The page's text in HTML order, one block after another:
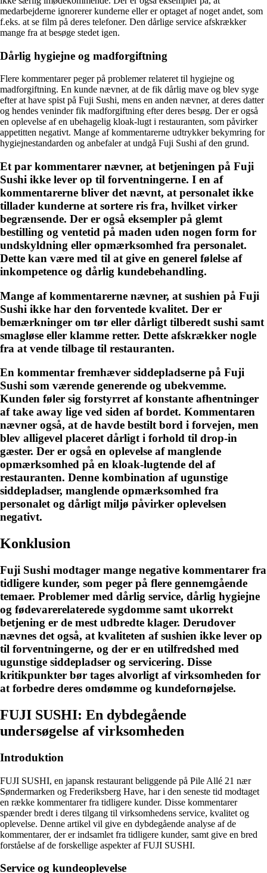
medarbejderne ignorerer kunderne eller er optaget af noget andet, som
f.eks. at se film på deres telefoner. Den dårlige service afskrækker
mange fra at besøge stedet igen.
Dårlig hygiejne og madforgiftning
Flere kommentarer peger på problemer relateret til hygiejne og
madforgiftning. En kunde nævner, at de fik dårlig mave og blev syge
efter at have spist på Fuji Sushi, mens en anden nævner, at deres datter
og hendes veninder fik madforgiftning efter deres besøg. Der er også
en oplevelse af en ubehagelig kloak-lugt i restauranten, som påvirker
appetitten negativt. Mange af kommentarerne udtrykker bekymring for
hygiejnestandarden og anbefaler at undgå Fuji Sushi af den grund.
Et par kommentarer nævner, at betjeningen på Fuji
Sushi ikke lever op til forventningerne. I en af
kommentarerne bliver det nævnt, at personalet ikke
tillader kunderne at sortere ris fra, hvilket virker
begrænsende. Der er også eksempler på glemt
bestilling og ventetid på maden uden nogen form for
undskyldning eller opmærksomhed fra personalet.
Dette kan være med til at give en generel følelse af
inkompetence og dårlig kundebehandling.
Mange af kommentarerne nævner, at sushien på Fuji
Sushi ikke har den forventede kvalitet. Der er
bemærkninger om tør eller dårligt tilberedt sushi samt
smagløse eller klamme retter. Dette afskrækker nogle
fra at vende tilbage til restauranten.
En kommentar fremhæver siddepladserne på Fuji
Sushi som værende generende og ubekvemme.
Kunden føler sig forstyrret af konstante afhentninger
af take away lige ved siden af bordet. Kommentaren
nævner også, at de havde bestilt bord i forvejen, men
blev alligevel placeret dårligt i forhold til drop-in
gæster. Der er også en oplevelse af manglende
opmærksomhed på en kloak-lugtende del af
restauranten. Denne kombination af ugunstige
siddepladser, manglende opmærksomhed fra
personalet og dårligt miljø påvirker oplevelsen
negativt.
Konklusion
Fuji Sushi modtager mange negative kommentarer fra
tidligere kunder, som peger på flere gennemgående
temaer. Problemer med dårlig service, dårlig hygiejne
og fødevarerelaterede sygdomme samt ukorrekt
betjening er de mest udbredte klager. Derudover
nævnes det også, at kvaliteten af sushien ikke lever op
til forventningerne, og der er en utilfredshed med
ugunstige siddepladser og servicering. Disse
kritikpunkter bør tages alvorligt af virksomheden for
at forbedre deres omdømme og kundefornøjelse.
FUJI SUSHI: En dybdegående
undersøgelse af virksomheden
Introduktion
FUJI SUSHI, en japansk restaurant beliggende på Pile Allé 21 nær
Søndermarken og Frederiksberg Have, har i den seneste tid modtaget
en række kommentarer fra tidligere kunder. Disse kommentarer
spænder bredt i deres tilgang til virksomhedens service, kvalitet og
oplevelse. Denne artikel vil give en dybdegående analyse af de
kommentarer, der er indsamlet fra tidligere kunder, samt give en bred
forståelse af de forskellige aspekter af FUJI SUSHI.
Service og kundeoplevelse